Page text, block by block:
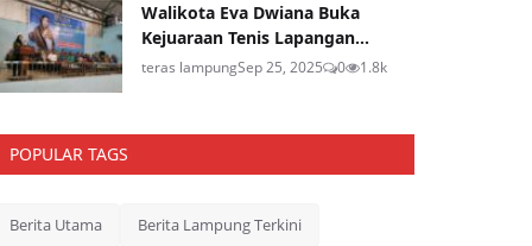
Walikota Eva Dwiana Buka
Kejuaraan Tenis Lapangan...
teras lampungSep 25, 2025 0 1.8k
POPULAR TAGS
Berita Utama Berita Lampung Terkini